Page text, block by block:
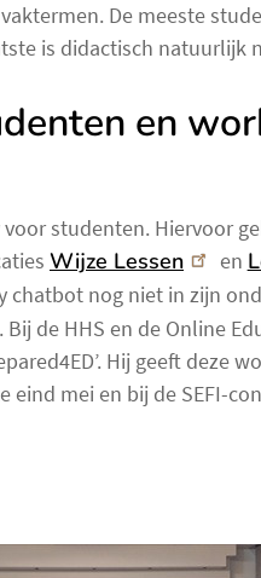
De meeste
is didactisch natuurlijk
en
studenten. Hiervoor
Wijze Lessen en
chatbot nog niet in zijn
de HHS en de Online
Hij geeft deze
eind mei en bij de SEFI-